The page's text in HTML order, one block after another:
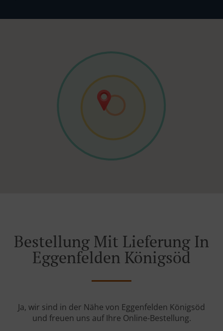
Bestellung Mit Lieferung In
Eggenfelden Königsöd
Ja, wir sind in der Nähe von Eggenfelden Königsöd
und freuen uns auf Ihre Online-Bestellung.